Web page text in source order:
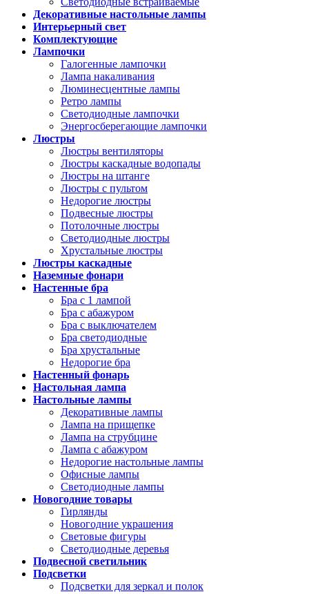
Декоративные настольные лампы
Интерьерный свет
Комплектующие
Лампочки
Галогенные лампочки
Лампа накаливания
Люминесцентные лампы
Ретро лампы
Светодиодные лампочки
Энергосберегающие лампочки
Люстры
Люстры вентиляторы
Люстры каскадные водопады
Люстры на штанге
Люстры с пультом
Недорогие люстры
Подвесные люстры
Потолочные люстры
Светодиодные люстры
Хрустальные люстры
Люстры каскадные
Наземные фонари
Настенные бра
Бра с 1 лампой
Бра с абажуром
Бра с выключателем
Бра светодиодные
Бра хрустальные
Недорогие бра
Настенный фонарь
Настольная лампа
Настольные лампы
Декоративные лампы
Лампа на прищепке
Лампа на струбцине
Лампа с абажуром
Недорогие настольные лампы
Офисные лампы
Светодиодные лампы
Новогодние товары
Гирлянды
Новогодние украшения
Световые фигуры
Светодиодные деревья
Подвесной светильник
Подсветки
Подсветки для зеркал и полок